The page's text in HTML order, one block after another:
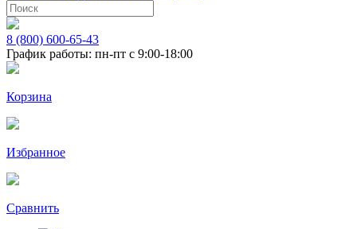
8 (800) 600-65-43
График работы: пн-пт с 9:00-18:00
Корзина
Избранное
Сравнить